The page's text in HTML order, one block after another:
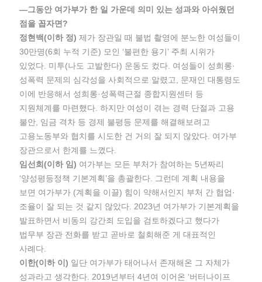
―그동안 여가부가 한 일 가운데 의미 있는 성과와 아쉬웠던
점을 꼽자면?
정현백(이하 정) 제가 장관일 때 불법 촬영에 분노한 여성들이
30만명(6회 누적 기준) 모인 ‘불편한 용기’ 주최 시위가
있었다. 미투(나도 고발한다) 운동도 컸다. 여성들이 성희롱·
성폭력 문제의 심각성을 사회적으로 알렸고, 문재인 대통령도
이에 반응해서 성희롱·성폭력근절 종합지원센터 등
지원체계를 마련했다. 하지만 여성이 겪는 경력 단절과 고용
불안, 임금 격차 등 경제 불평등 문제를 해결해보려고
고용노동부와 협치를 시도한 건 거의 잘 되지 않았다. 여가부
장관으로서 한계를 느꼈다.
임선희(이하 임) 여가부는 모든 부처가 참여하는 5년짜리
‘양성평등정책 기본계획’을 총괄한다. 그런데 계획 내용을
보면 여가부가 (계획을 이끌) 힘이 약해서인지 부처 간 협업·
조율이 잘 되는 것 같지 않았다. 2023년 여가부가 기본계획을
발표하면서 비동의 강간죄 도입을 검토하겠다고 했다가
법무부 장관 전화를 받고 곧바로 철회해준 게 대표적인
사례다.
이한(이하 이) 일단 여가부가 태어나서 존재해온 그 자체가
성과라고 생각한다. 2019년부터 4년여 이어온 ‘버터나이프